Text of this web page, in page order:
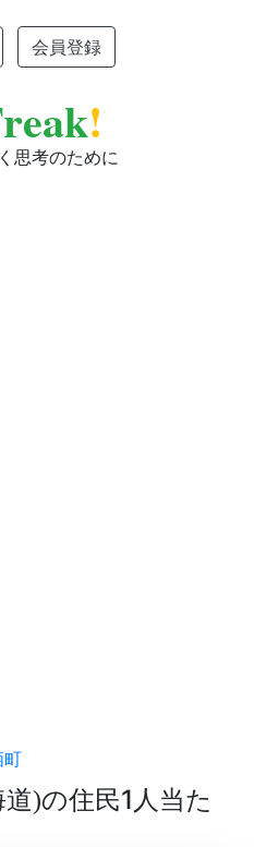
会員登録
!
思考のために
町
道)の住民1人当た